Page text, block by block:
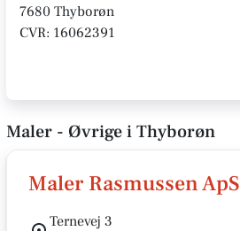
7680 Thyborøn
CVR: 16062391
Maler - Øvrige i Thyborøn
Maler Rasmussen ApS
Ternevej 3